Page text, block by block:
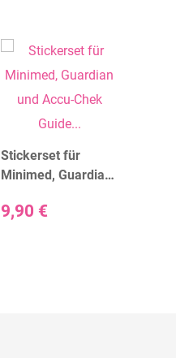
Stickerset für
Minimed, Guardian
Guide - No Drama
9,90 €